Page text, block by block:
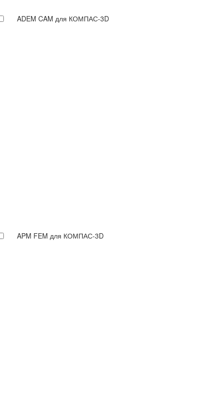
ADEM CAM для КОМПАС-3D
APM FEM для КОМПАС-3D